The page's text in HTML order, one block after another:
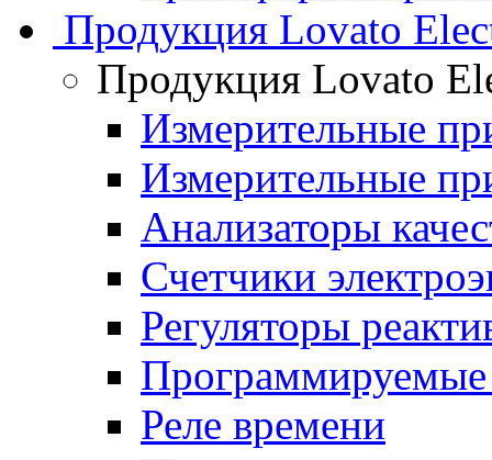
Продукция Lovato
Продукция Lovato
Измерительные
Измерительные
Анализаторы
Счетчики
Регуляторы
Программируемые
Реле времени